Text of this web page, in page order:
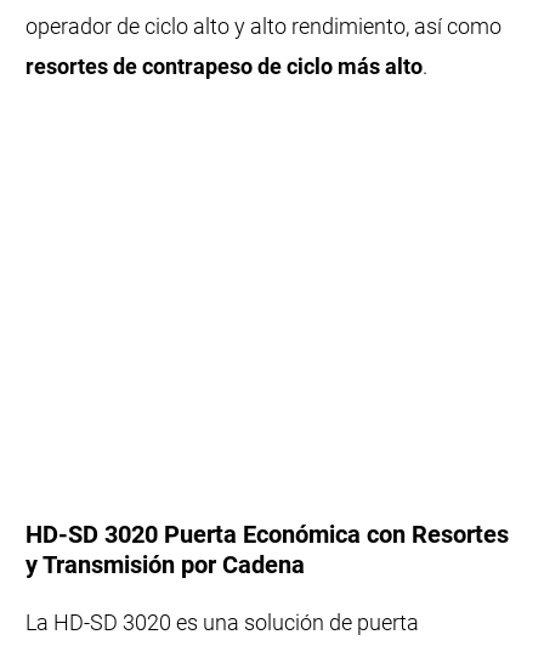
operador de ciclo alto y alto rendimiento, así como
resortes de contrapeso de ciclo más alto.
HD-SD 3020 Puerta Económica con Resortes
y Transmisión por Cadena
La HD-SD 3020 es una solución de puerta